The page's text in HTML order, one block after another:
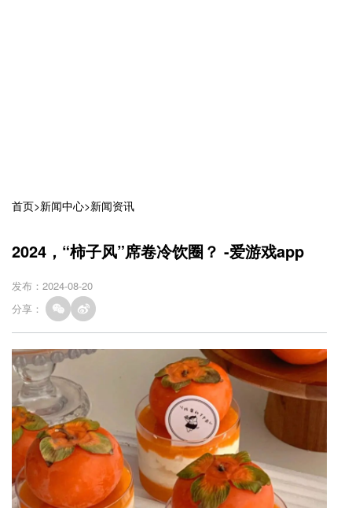
首页>新闻中心>新闻资讯
2024，“柿子风”席卷冷饮圈？ -爱游戏app
发布：2024-08-20
分享：